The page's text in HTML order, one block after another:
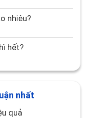
nhiêu?
hết?
nhất
quả